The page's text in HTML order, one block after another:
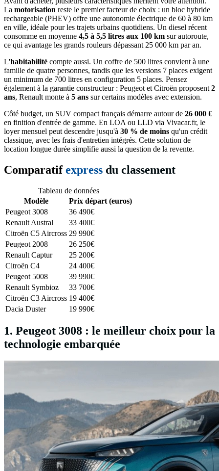
La motorisation reste le premier facteur de choix : un bloc hybride
rechargeable (PHEV) offre une autonomie électrique de 60 à 80 km
en ville, idéale pour les trajets urbains quotidiens. Un diesel récent
consomme en moyenne 4,5 à 5,5 litres aux 100 km sur autoroute,
ce qui avantage les grands rouleurs dépassant 25 000 km par an.
L'habitabilité compte aussi. Un coffre de 500 litres convient à une
famille de quatre personnes, tandis que les versions 7 places exigent
un minimum de 700 litres en configuration 5 places. Pensez
également à la garantie constructeur : Peugeot et Citroën proposent 2
ans, Renault monte à 5 ans sur certains modèles avec extension.
Côté budget, un SUV compact français démarre autour de 26 000 €
en finition d'entrée de gamme. En LOA ou LLD via Vivacar.fr, le
loyer mensuel peut descendre jusqu'à 30 % de moins qu'un crédit
classique, avec les frais d'entretien intégrés. Cette solution de
location longue durée simplifie aussi la question de la revente.
Comparatifexpress du classement
Tableau de données
Modèle
Prix départ (euros)
Peugeot 3008
36 490€
Renault Austral
33 400€
Citroën C5 Aircross 29 990€
Peugeot 2008
26 250€
Renault Captur
25 200€
Citroën C4
24 400€
Peugeot 5008
39 990€
Renault Symbioz
33 700€
Citroën C3 Aircross 19 400€
Dacia Duster
19 990€
1. Peugeot 3008 : le meilleur choix pour la
technologie embarquée